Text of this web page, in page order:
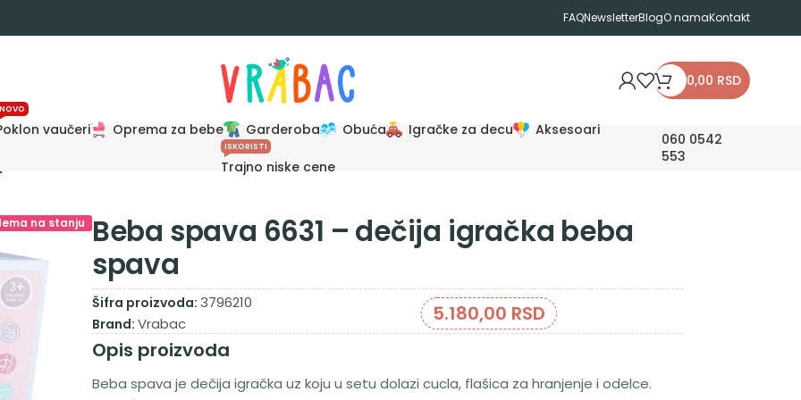
FAQNewsletterBlogO namaKontakt
0,00 RSD
vaučeri
NOVO
Oprema za bebe Garderoba Obuća Igračke za decu Aksesoari
Trajno niske cene
ISKORISTI
060 0542
553
na stanju Beba spava 6631 – dečija igračka beba
spava
Šifra proizvoda: 3796210
Brand: Vrabac 5.180,00 RSD
Opis proizvoda
Beba spava je dečija igračka uz koju u setu dolazi cucla, flašica za hranjenje i odelce.